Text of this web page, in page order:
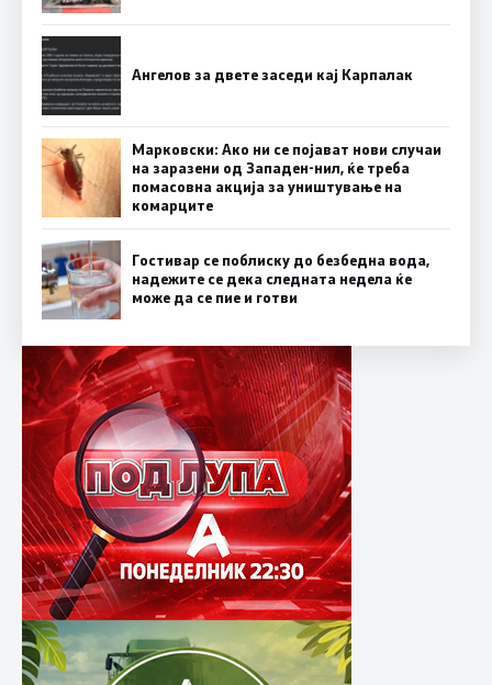
Ангелов за двете заседи кај Карпалак
Марковски: Ако ни се појават нови случаи
на заразени од Западен-нил, ќе треба
помасовна акција за уништување на
комарците
Гостивар се поблиску до безбедна вода,
надежите се дека следната недела ќе
може да се пие и готви